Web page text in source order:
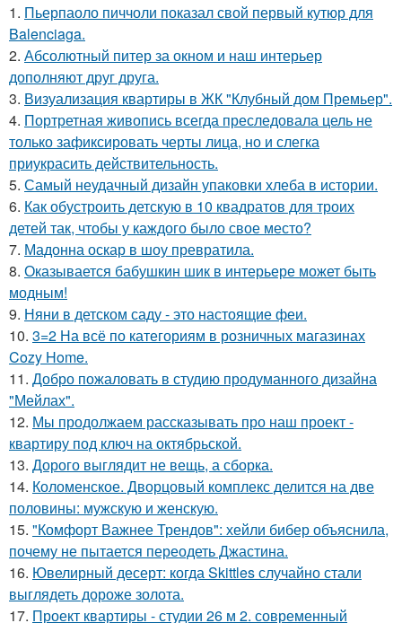
1. Пьерпаоло пиччоли показал свой первый кутюр для
Balenciaga.
2. Абсолютный питер за окном и наш интерьер
дополняют друг друга.
3. Визуализация квартиры в ЖК "Клубный дом Премьер".
4. Портретная живопись всегда преследовала цель не
только зафиксировать черты лица, но и слегка
приукрасить действительность.
5. Самый неудачный дизайн упаковки хлеба в истории.
6. Как обустроить детскую в 10 квадратов для троих
детей так, чтобы у каждого было свое место?
7. Мадонна оскар в шоу превратила.
8. Оказывается бабушкин шик в интерьере может быть
модным!
9. Няни в детском саду - это настоящие феи.
10. 3=2 На всё по категориям в розничных магазинах
Cozy Home.
11. Добро пожаловать в студию продуманного дизайна
"Мейлах".
12. Мы продолжаем рассказывать про наш проект -
квартиру под ключ на октябрьской.
13. Дорого выглядит не вещь, а сборка.
14. Коломенское. Дворцовый комплекс делится на две
половины: мужскую и женскую.
15. "Комфорт Важнее Трендов": хейли бибер объяснила,
почему не пытается переодеть Джастина.
16. Ювелирный десерт: когда Skittles случайно стали
выглядеть дороже золота.
17. Проект квартиры - студии 26 м 2. современный